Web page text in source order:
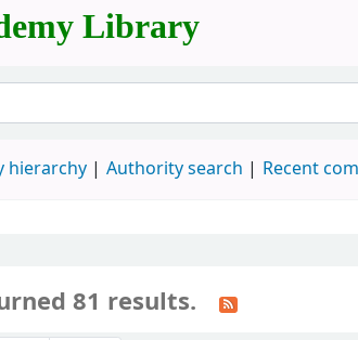
Library
hierarchy Authority search Recent
81 results.